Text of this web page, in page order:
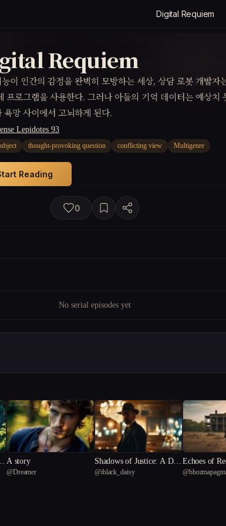
Digital Requiem
Requiem
능이 인간의 감정을 완벽히 모방하는 세상, 상담 로봇 개발자
프로그램을 사용한다. 그러나 아들의 기억 데이터는 예상치
욕망 사이에서 고뇌하게 된다.
Lepidotes 93
thought-provoking question conflicting view Multigenre
Reading
0
No serial episodes yet
A story
@Dreamer
Shadows of Justice: A Dete
ctive's Pursuit
@iblack_daisy
Echoes of
Tale of War-
@